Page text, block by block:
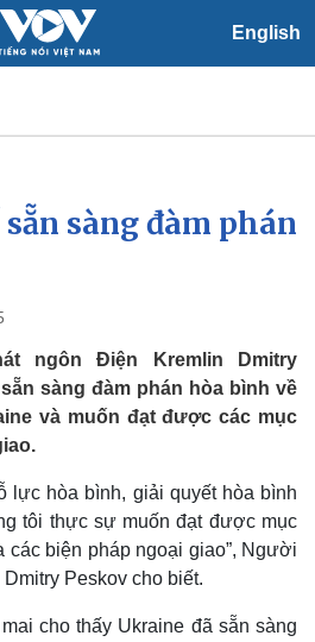
English
Xã hội
Việc làm
Biển đảo
sàng đàm phán
ngôn Điện Kremlin Dmitry
sàng đàm phán hòa bình về
và muốn đạt được các mục
lực hòa bình, giải quyết hòa bình
tôi thực sự muốn đạt được mục
các biện pháp ngoại giao”, Người
Peskov cho biết.
cho thấy Ukraine đã sẵn sàng